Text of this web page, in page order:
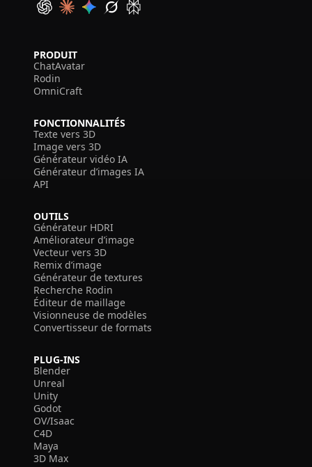
PRODUIT
ChatAvatar
Rodin
OmniCraft
FONCTIONNALITÉS
Texte vers 3D
Image vers 3D
Générateur vidéo IA
Générateur d’images IA
API
OUTILS
Générateur HDRI
Améliorateur d’image
Vecteur vers 3D
Remix d’image
Générateur de textures
Recherche Rodin
Éditeur de maillage
Visionneuse de modèles
Convertisseur de formats
PLUG-INS
Blender
Unreal
Unity
Godot
OV/Isaac
C4D
Maya
3D Max